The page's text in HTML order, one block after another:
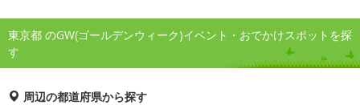
東京都 のGW(ゴールデンウィーク)イベント・おでかけスポットを探
す
周辺の都道府県から探す